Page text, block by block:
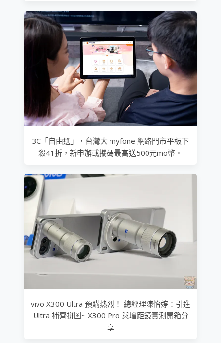
3C「自由選」，台灣大 myfone 網路門市平板下
殺41折，新申辦或攜碼最高送500元mo幣。
vivo X300 Ultra 預購熱烈！ 總經理陳怡婷：引進
Ultra 補齊拼圖~ X300 Pro 與增距鏡實測開箱分
享